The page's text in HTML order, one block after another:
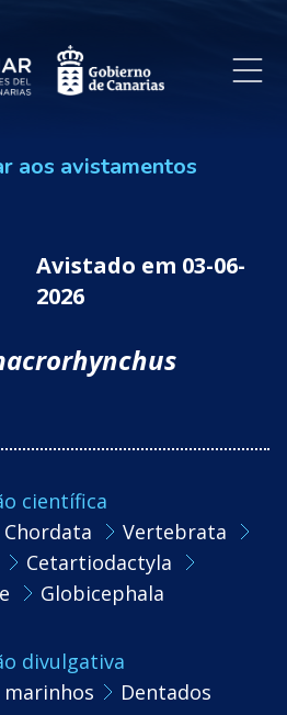
aos avistamentos
Avistado em 03-06-
2026
científica
Chordata
Vertebrata
Cetartiodactyla
Globicephala
divulgativa
Dentados